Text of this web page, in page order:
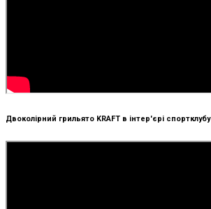
Двоколірний грильято KRAFT в інтер'єрі спортклубу